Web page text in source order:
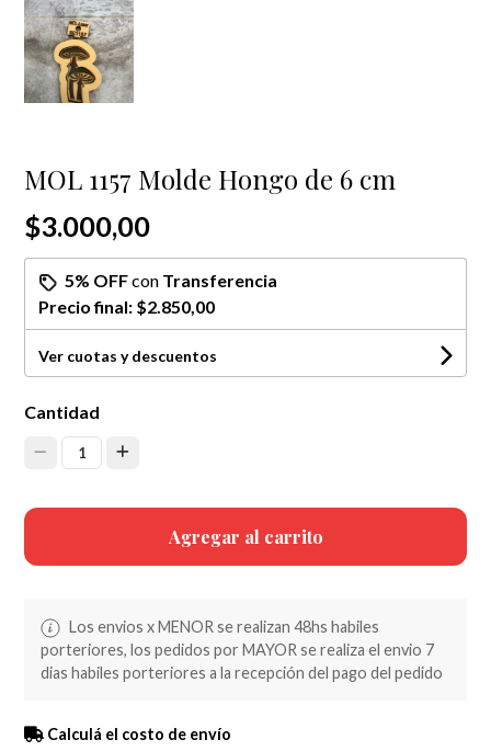
MOL 1157 Molde Hongo de 6 cm
$3.000,00
5% OFFcon Transferencia
Precio final: $2.850,00
Ver cuotas y descuentos
Cantidad
1
Agregar al carrito
Los envios x MENOR se realizan 48hs habiles
porteriores, los pedidos por MAYOR se realiza el envio 7
dias habiles porteriores a la recepción del pago del pedido
Calculá el costo de envío